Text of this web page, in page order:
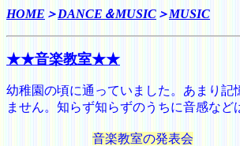
HOME ＞DANCE＆MUSIC ＞MUSIC
★★音楽教室★★
幼稚園の頃に通っていました。あまり
ません。知らず知らずのうちに音感など
音楽教室の発表会